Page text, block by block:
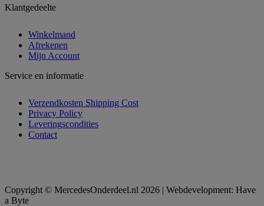
Klantgedeelte
Winkelmand
Afrekenen
Mijn Account
Service en informatie
Verzendkosten Shipping Cost
Privacy Policy
Leveringscondities
Contact
Copyright © MercedesOnderdeel.nl 2026 | Webdevelopment: Have
a Byte